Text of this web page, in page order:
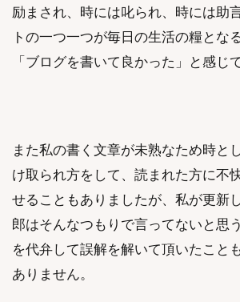
励まされ、時には叱られ、時には助
トの一つ一つが毎日の生活の糧とな
「ブログを書いて良かった」と感じ
また私の書く文章が未熟なため時と
け取られ方をして、読まれた方に不
せることもありましたが、私が更新
郎はそんなつもりで言ってないと思
を代弁して誤解を解いて頂いたこと
ありません。